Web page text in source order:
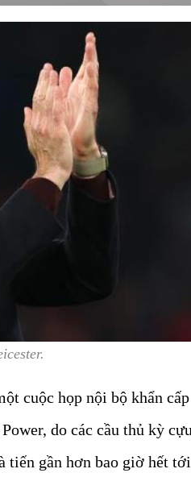
cuộc họp nội bộ khẩn cấp
do các cầu thủ kỳ cựu
tiến gần hơn bao giờ hết tới